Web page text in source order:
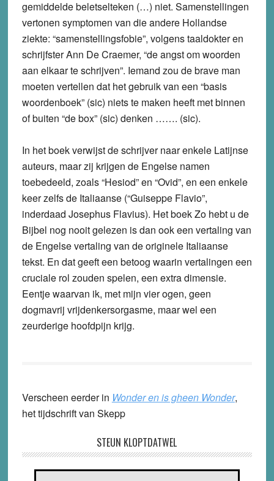
gemiddelde beletselteken (…) niet. Samenstellingen
vertonen symptomen van die andere Hollandse
ziekte: “samenstellingsfobie”, volgens taaldokter en
schrijfster Ann De Craemer, “de angst om woorden
aan elkaar te schrijven”. Iemand zou de brave man
moeten vertellen dat het gebruik van een “basis
woordenboek” (sic) niets te maken heeft met binnen
of buiten “de box” (sic) denken ……. (sic).
In het boek verwijst de schrijver naar enkele Latijnse
auteurs, maar zij krijgen de Engelse namen
toebedeeld, zoals “Hesiod” en “Ovid”, en een enkele
keer zelfs de Italiaanse (“Guiseppe Flavio”,
inderdaad Josephus Flavius). Het boek Zo hebt u de
Bijbel nog nooit gelezen is dan ook een vertaling van
de Engelse vertaling van de originele Italiaanse
tekst. En dat geeft een betoog waarin vertalingen een
cruciale rol zouden spelen, een extra dimensie.
Eentje waarvan ik, met mijn vier ogen, geen
dogmavrij vrijdenkersorgasme, maar wel een
zeurderige hoofdpijn krijg.
Verscheen eerder in Wonder en is gheen Wonder,
het tijdschrift van Skepp
STEUN KLOPTDATWEL